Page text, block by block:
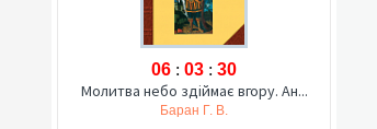
06 : 03 : 29
Молитва небо здіймає вгору. Ан...
Баран Г. В.